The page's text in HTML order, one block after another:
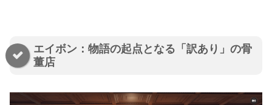
エイボン：物語の起点となる「訳あり」の骨
董店